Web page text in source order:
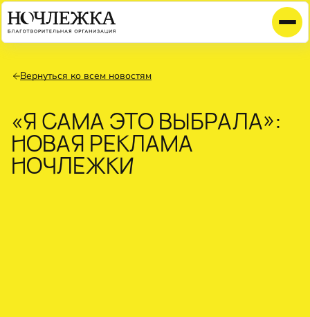
Вернуться ко всем новостям
«Я САМА ЭТО ВЫБРАЛА»:
НОВАЯ РЕКЛАМА
НОЧЛЕЖКИ